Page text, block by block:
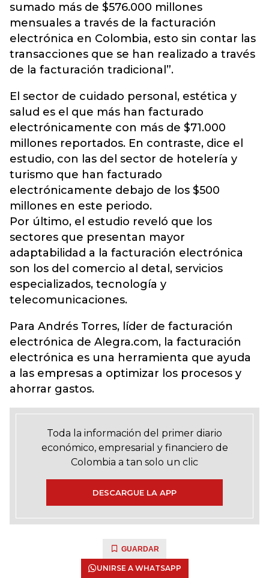
sumado más de $576.000 millones
mensuales a través de la facturación
electrónica en Colombia, esto sin contar las
transacciones que se han realizado a través
de la facturación tradicional”.
El sector de cuidado personal, estética y
salud es el que más han facturado
electrónicamente con más de $71.000
millones reportados. En contraste, dice el
estudio, con las del sector de hotelería y
turismo que han facturado
electrónicamente debajo de los $500
millones en este periodo.
Por último, el estudio reveló que los
sectores que presentan mayor
adaptabilidad a la facturación electrónica
son los del comercio al detal, servicios
especializados, tecnología y
telecomunicaciones.
Para Andrés Torres, líder de facturación
electrónica de Alegra.com, la facturación
electrónica es una herramienta que ayuda
a las empresas a optimizar los procesos y
ahorrar gastos.
Toda la información del primer diario
económico, empresarial y financiero de
Colombia a tan solo un clic
DESCARGUE LA APP
GUARDAR
UNIRSE A WHATSAPP